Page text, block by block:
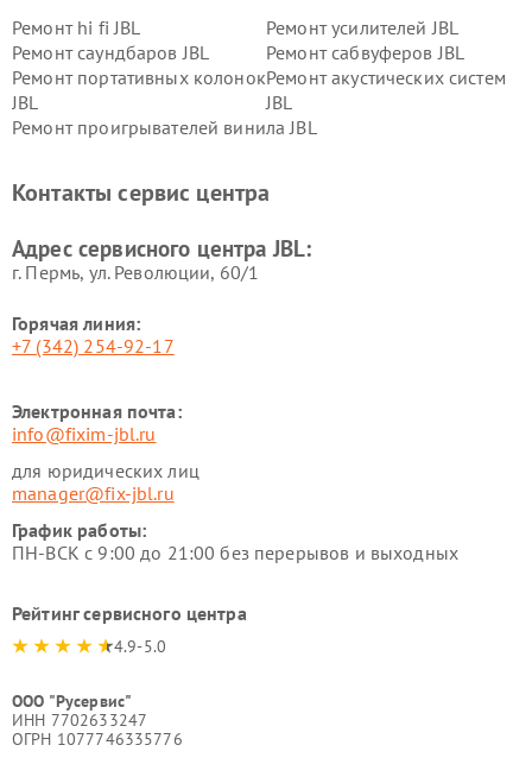
Ремонт hi fi JBL
Ремонт усилителей JBL
Ремонт саундбаров JBL
Ремонт сабвуферов JBL
Ремонт портативных колонок
JBL
Ремонт акустических систем
JBL
Ремонт проигрывателей винила JBL
Контакты сервис центра
Адрес сервисного центра JBL:
г. Пермь, ул. ​Революции, 60/1
Горячая линия:
+7 (342) 254-92-17
Электронная почта:
info@fixim-jbl.ru
для юридических лиц
manager@fix-jbl.ru
График работы:
ПН-ВСК с 9:00 до 21:00 без перерывов и выходных
Рейтинг сервисного центра
4.9-5.0
ООО "Русервис"
ИНН 7702633247
ОГРН 1077746335776